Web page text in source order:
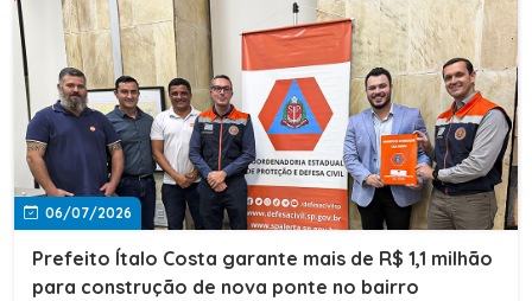
06/07/2026
Prefeito Ítalo Costa garante mais de R$ 1,1 milhão
para construção de nova ponte no bairro